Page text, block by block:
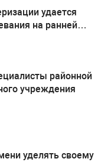
удается
на ранней
районной
учреждения
уделять своему